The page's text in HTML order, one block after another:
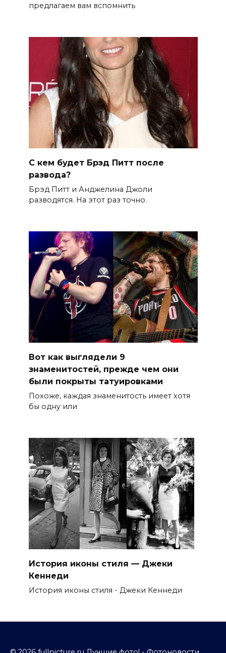
предлагаем вам вспомнить
С кем будет Брэд Питт после
развода?
Брэд Питт и Анджелина Джоли
разводятся. На этот раз точно.
Вот как выглядели 9
знаменитостей, прежде чем они
были покрыты татуировками
Похоже, каждая знаменитость имеет хотя
бы одну или
История иконы стиля — Джеки
Кеннеди
История иконы стиля - Джеки Кеннеди